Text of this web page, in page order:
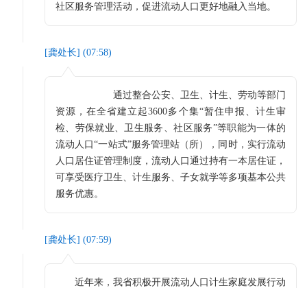
社区服务管理活动，促进流动人口更好地融入当地。
[龚处长] (07:58)
通过整合公安、卫生、计生、劳动等部门
资源，在全省建立起3600多个集“暂住申报、计生审
检、劳保就业、卫生服务、社区服务”等职能为一体的
流动人口“一站式”服务管理站（所），同时，实行流动
人口居住证管理制度，流动人口通过持有一本居住证，
可享受医疗卫生、计生服务、子女就学等多项基本公共
服务优惠。
[龚处长] (07:59)
近年来，我省积极开展流动人口计生家庭发展行动